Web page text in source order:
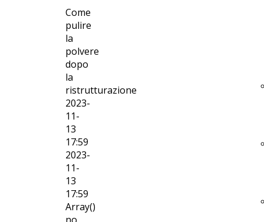
Come
pulire
la
polvere
dopo
la
ristrutturazione
2023-
11-
13
17:59
2023-
11-
13
17:59
Array()